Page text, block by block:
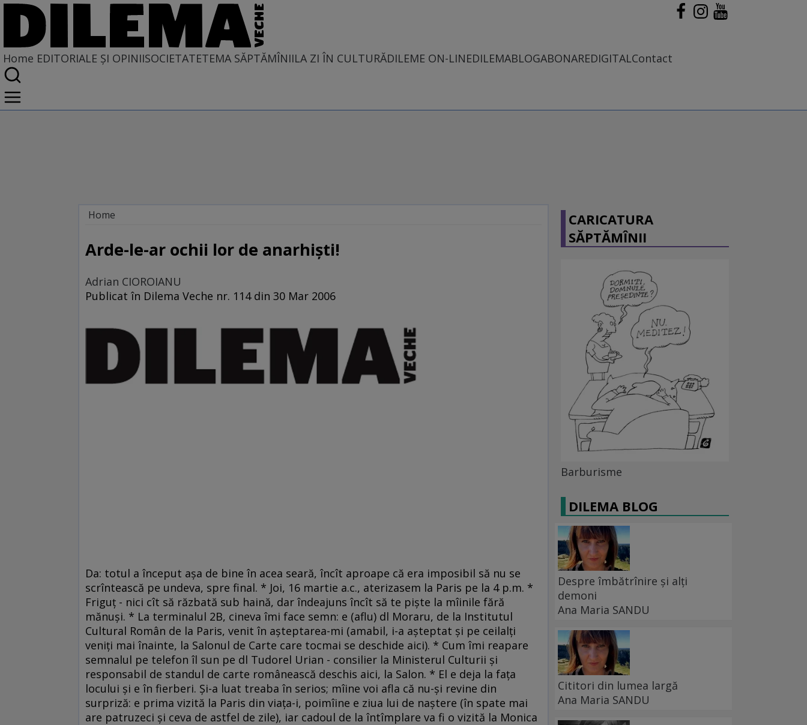
Home EDITORIALE ȘI OPINIISOCIETATETEMA SĂPTĂMÎNIILA ZI ÎN CULTURĂDILEME ON-LINEDILEMABLOGABONAREDIGITALContact
Home
TÎLC SHOW
Arde-le-ar ochii lor de anarhişti!
Adrian CIOROIANU
Publicat în Dilema Veche nr. 114 din 30 Mar 2006
Da: totul a început aşa de bine în acea seară, încît aproape că era imposibil să nu se
scrîntească pe undeva, spre final. * Joi, 16 martie a.c., aterizasem la Paris pe la 4 p.m. *
Friguţ - nici cît să răzbată sub haină, dar îndeajuns încît să te pişte la mîinile fără
mănuşi. * La terminalul 2B, cineva îmi face semn: e (aflu) dl Moraru, de la Institutul
Cultural Român de la Paris, venit în aşteptarea-mi (amabil, i-a aşteptat şi pe ceilalţi
veniţi mai înainte, la Salonul de Carte care tocmai se deschide aici). * Cum îmi reapare
semnalul pe telefon îl sun pe dl Tudorel Urian - consilier la Ministerul Culturii şi
responsabil de standul de carte românească deschis aici, la Salon. * El e deja la faţa
locului şi e în fierberi. Şi-a luat treaba în serios; mîine voi afla că nu-şi revine din
surpriză: e prima vizită la Paris din viaţa-i, poimîine e ziua lui de naştere (în spate mai
are patruzeci şi ceva de astfel de zile), iar cadoul de la întîmplare va fi o vizită la Monica
CARICATURA
SĂPTĂMÎNII
Barburisme
DILEMA BLOG
Despre îmbătrînire și alți
demoni
Ana Maria SANDU
Cititori din lumea largă
Ana Maria SANDU